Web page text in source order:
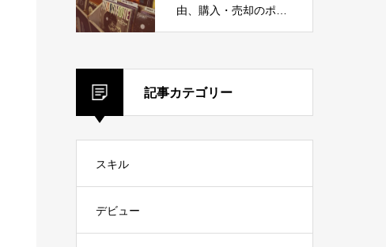
由、購入・売却のポイ
記事カテゴリー
スキル
デビュー